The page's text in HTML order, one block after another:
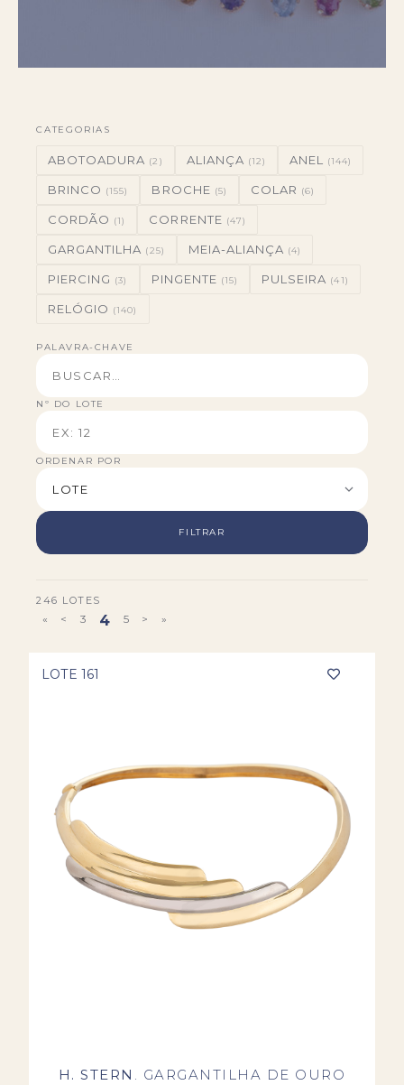
CATEGORIAS
ABOTOADURA (2) ALIANÇA (12) ANEL (144)
BRINCO (155) BROCHE (5) COLAR (6)
CORDÃO (1) CORRENTE (47)
GARGANTILHA (25) MEIA-ALIANÇA (4)
PIERCING (3) PINGENTE (15) PULSEIRA (41)
RELÓGIO (140)
PALAVRA-CHAVE
Nº DO LOTE
ORDENAR POR
FILTRAR
246 LOTES
« < 3 4 5 > »
LOTE 161
H. STERN
. GARGANTILHA DE OURO